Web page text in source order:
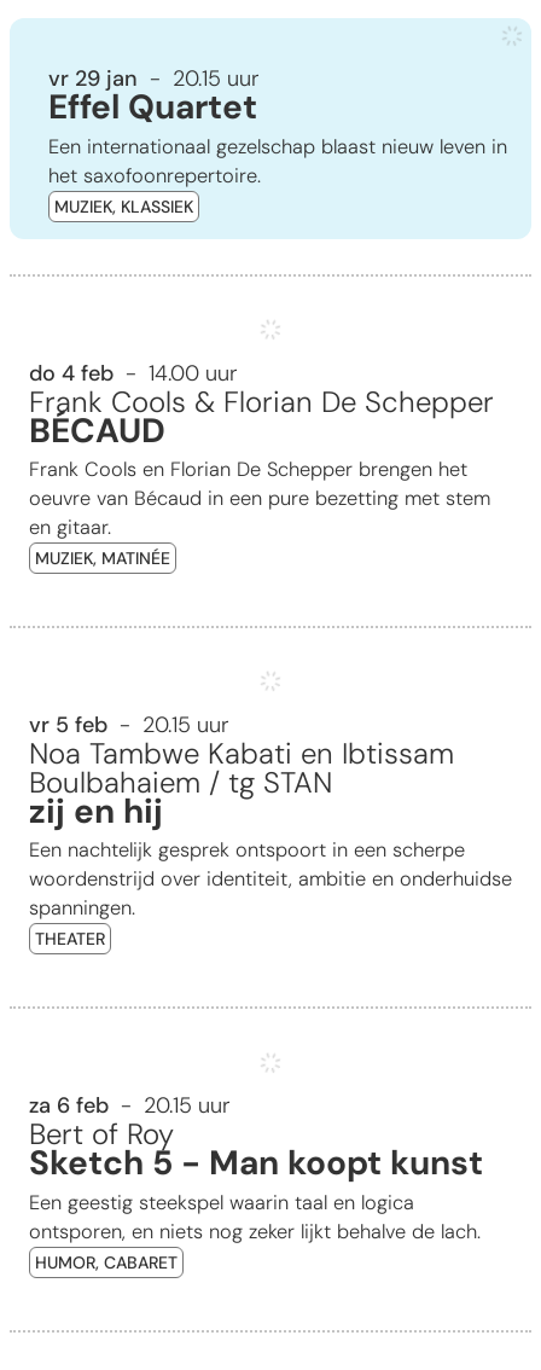
vr 29 jan 20.15 uur
Effel Quartet
Een internationaal gezelschap blaast nieuw leven in
het saxofoonrepertoire.
MUZIEK, KLASSIEK
do 4 feb 14.00 uur
BÉCAUD
Frank Cools & Florian De Schepper
Frank Cools en Florian De Schepper brengen het
oeuvre van Bécaud in een pure bezetting met stem
en gitaar.
MUZIEK, MATINÉE
vr 5 feb 20.15 uur
zij en hij
Noa Tambwe Kabati en Ibtissam
Boulbahaiem / tg STAN
Een nachtelijk gesprek ontspoort in een scherpe
woordenstrijd over identiteit, ambitie en onderhuidse
spanningen.
THEATER
Sketch 5 - Man koopt kunst
za 6 feb 20.15 uur
Sketch 5 - Man koopt kunst
Bert of Roy
Een geestig steekspel waarin taal en logica
ontsporen, en niets nog zeker lijkt behalve de lach.
HUMOR, CABARET